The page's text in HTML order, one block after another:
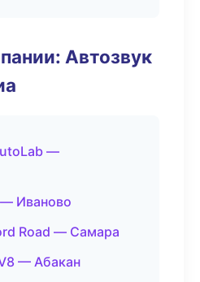
Автозвук
—
Иваново
Road — Самара
— Абакан